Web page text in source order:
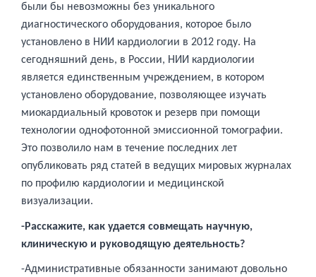
были бы невозможны без уникального
диагностического оборудования, которое было
установлено в НИИ кардиологии в 2012 году. На
сегодняшний день, в России, НИИ кардиологии
является единственным учреждением, в котором
установлено оборудование, позволяющее изучать
миокардиальный кровоток и резерв при помощи
технологии однофотонной эмиссионной томографии.
Это позволило нам в течение последних лет
опубликовать ряд статей в ведущих мировых журналах
по профилю кардиологии и медицинской
визуализации.
-Расскажите, как удается совмещать научную,
клиническую и руководящую деятельность?
-Административные обязанности занимают довольно